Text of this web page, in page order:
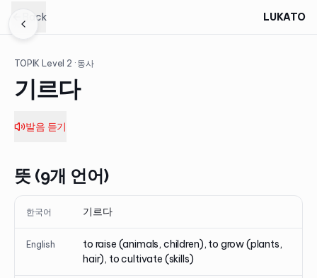
Back LUKATO
TOPIK Level 2 · 동사
기르다
발음 듣기
뜻 (9개 언어)
한국어 기르다
English
to raise (animals, children), to grow (plants,
hair), to cultivate (skills)